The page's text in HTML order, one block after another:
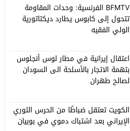
BFMTV الفرنسية: وحدات المقاومة
تتحول إلى كابوس يطارد ديكتاتورية
الولي الفقيه
اعتقال إيرانية في مطار لوس أنجلوس
بتهمة الاتجار بالأسلحة الى السودان
لصالح طهران
الكويت تعتقل ضباطًا من الحرس الثوري
الإيراني بعد اشتباك دموي في بوبيان